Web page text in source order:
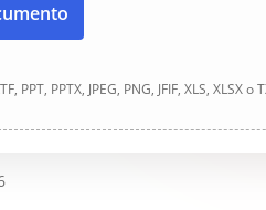
PPTX, JPEG, PNG, JFIF, XLS, XLSX o